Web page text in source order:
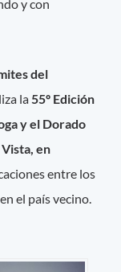
y con
del
la 55º Edición
y el Dorado
en
entre los
el país vecino.